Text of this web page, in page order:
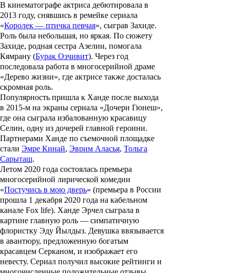
В кинематографе актриса дебютировала в
2013 году, снявшись в ремейке сериала
«Королек — птичка певчая», сыграв Захиде.
Роль была небольшая, но яркая. По сюжету
Захиде, родная сестра Азелии, помогала
Кямрану (Бурак Озчивит). Через год
последовала работа в многосерийной драме
«Дерево жизни», где актрисе также досталась
скромная роль.
Популярность пришла к Ханде после выхода
в 2015-м на экраны сериала «Дочери Гюнеш»,
где она сыграла избалованную красавицу
Селин, одну из дочерей главной героини.
Партнерами Ханде по съемочной площадке
стали Эмре Кинай, Эврим Аласья, Тольга
Сарыташ.
Летом 2020 года состоялась премьера
многосерийной лирической комедии
«Постучись в мою дверь» (премьера в России
прошла 1 декабря 2020 года на кабельном
канале Fox life). Ханде Эрчел сыграла в
картине главную роль — симпатичную
флористку Эду Йылдыз. Девушка ввязывается
в авантюру, предложенную богатым
красавцем Серканом, и изображает его
невесту. Сериал получил высокие рейтинги и